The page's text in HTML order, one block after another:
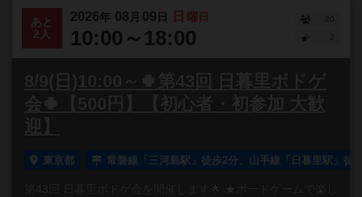
あと
2人
2026年 08 月 09 日 日 曜日
10:00～18:00
20
2
8/9(日)10:00～🍀第43回 日暮里ボドゲ
会🍀【500円】【初心者・初参加 大歓
迎】
東京都 常磐線「三河島駅」徒歩2分、山手線「日暮里駅」徒
第43回 日暮里ボドゲ会を開催します🌟 ★ボードゲームで楽し